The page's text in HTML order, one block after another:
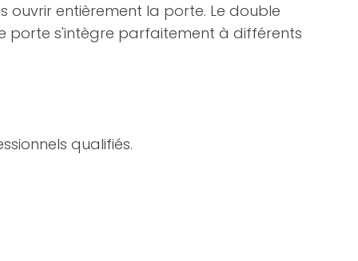
entièrement la porte. Le double
porte s'intègre parfaitement à différents
qualifiés.